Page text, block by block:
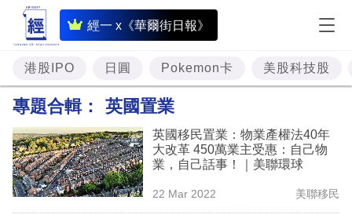
經一 x《華爾街日報》
即
時
財
經
題
投
資
港股IPO 日圓 Pokemon卡 美股科技股
專題合輯： 英國置業
英國移民置業：物業產權法40年
大改革 450萬業主受惠：自己物
業，自己話事！｜美聯環球
22 Mar 2022 美聯移民